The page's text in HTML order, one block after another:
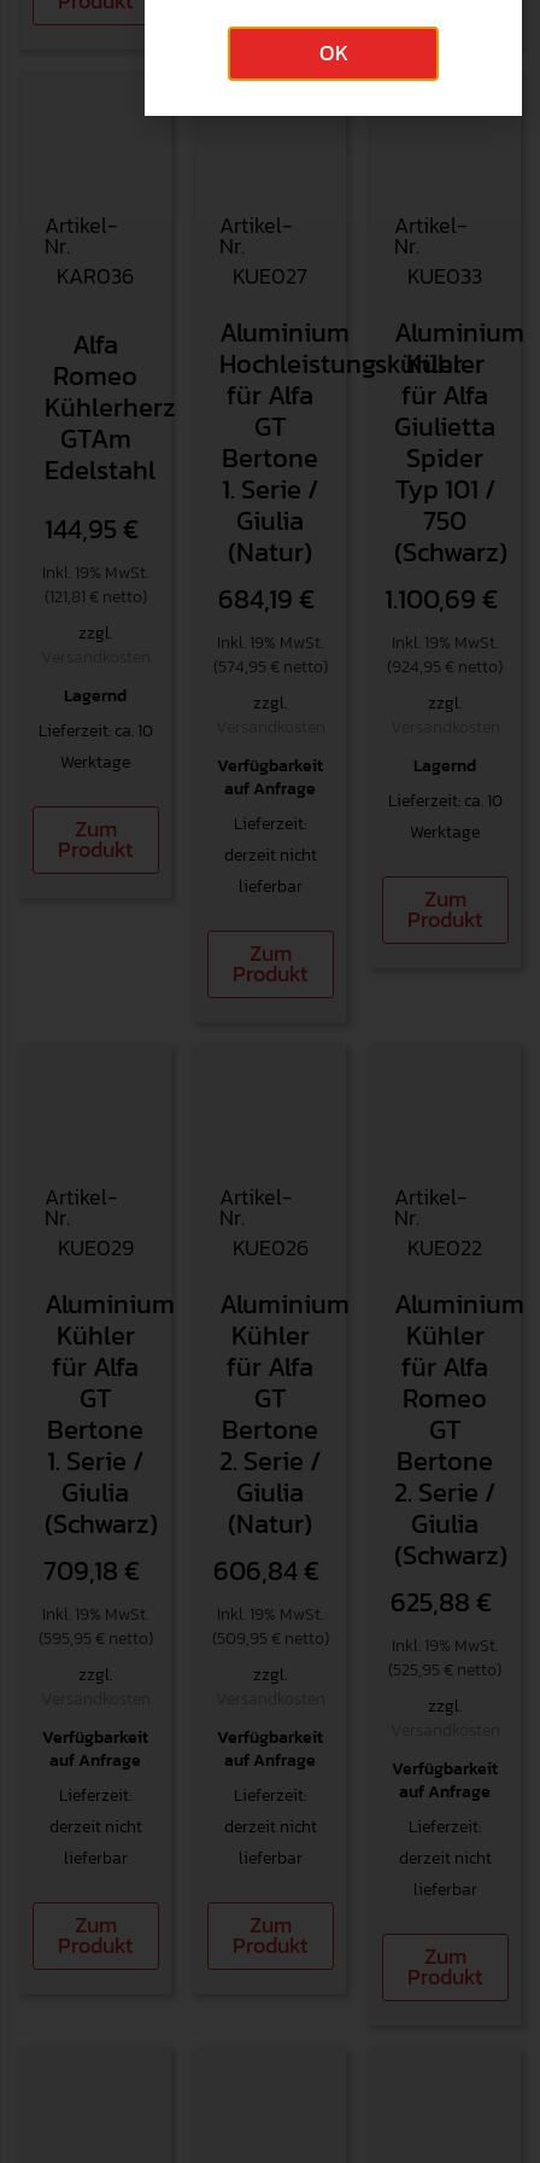
Artikel-
Nr.
KAR036
Alfa
Romeo
Kühlerherz
GTAm
Edelstahl
144,95 €
Inkl. 19% MwSt.
(121,81 € netto)
zzgl.
Lagernd
Lieferzeit: ca. 10
Werktage
Zum
Produkt
Artikel-
Nr.
KUE027
Aluminium
Hochleistungskühler
für Alfa
GT
Bertone
1. Serie /
Giulia
(Natur)
684,19 €
Inkl. 19% MwSt.
(574,95 € netto)
zzgl.
Verfügbarkeit
auf Anfrage
Lieferzeit:
derzeit nicht
lieferbar
Zum
Produkt
Artikel-
Nr.
KUE033
Aluminium
Kühler
für Alfa
Giulietta
Spider
Typ 101 /
750
(Schwarz)
1.100,69 €
Inkl. 19% MwSt.
(924,95 € netto)
zzgl.
Lagernd
Lieferzeit: ca. 10
Werktage
Zum
Produkt
Artikel-
Nr.
KUE029
Aluminium
Kühler
für Alfa
GT
Bertone
1. Serie /
Giulia
(Schwarz)
709,18 €
Inkl. 19% MwSt.
(595,95 € netto)
zzgl.
Verfügbarkeit
auf Anfrage
Lieferzeit:
derzeit nicht
lieferbar
Zum
Produkt
Artikel-
Nr.
KUE026
Aluminium
Kühler
für Alfa
GT
Bertone
2. Serie /
Giulia
(Natur)
606,84 €
Inkl. 19% MwSt.
(509,95 € netto)
zzgl.
Verfügbarkeit
auf Anfrage
Lieferzeit:
derzeit nicht
lieferbar
Zum
Produkt
Artikel-
Nr.
KUE022
Aluminium
Kühler
für Alfa
Romeo
GT
Bertone
2. Serie /
Giulia
(Schwarz)
625,88 €
Inkl. 19% MwSt.
(525,95 € netto)
zzgl.
Verfügbarkeit
auf Anfrage
Lieferzeit:
derzeit nicht
lieferbar
Zum
Produkt
OK